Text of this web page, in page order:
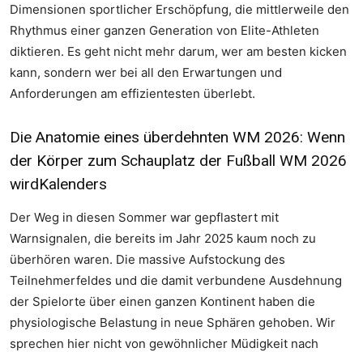
Dimensionen sportlicher Erschöpfung, die mittlerweile den
Rhythmus einer ganzen Generation von Elite-Athleten
diktieren. Es geht nicht mehr darum, wer am besten kicken
kann, sondern wer bei all den Erwartungen und
Anforderungen am effizientesten überlebt.
Die Anatomie eines überdehnten WM 2026: Wenn
der Körper zum Schauplatz der Fußball WM 2026
wirdKalenders
Der Weg in diesen Sommer war gepflastert mit
Warnsignalen, die bereits im Jahr 2025 kaum noch zu
überhören waren. Die massive Aufstockung des
Teilnehmerfeldes und die damit verbundene Ausdehnung
der Spielorte über einen ganzen Kontinent haben die
physiologische Belastung in neue Sphären gehoben. Wir
sprechen hier nicht von gewöhnlicher Müdigkeit nach